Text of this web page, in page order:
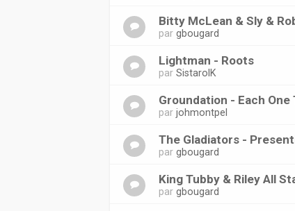
Bitty McLean & Sly &
pargbougard
Lightman - Roots
parSistarolK
Groundation - Each
parjohmontpel
The Gladiators -
pargbougard
King Tubby & Riley All
pargbougard